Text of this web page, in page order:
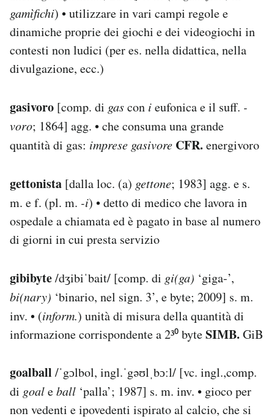
gamìfichi) • utilizzare in vari campi regole e
dinamiche proprie dei giochi e dei videogiochi in
contesti non ludici (per es. nella didattica, nella
divulgazione, ecc.)
gasivoro [comp. di gascon ieufonica e il suff. -
voro; 1864] agg. • che consuma una grande
quantità di gas: imprese gasivore CFR. energivoro
gettonista [dalla loc. (a) gettone; 1983] agg. e s.
m. e f. (pl. m. -i) • detto di medico che lavora in
ospedale a chiamata ed è pagato in base al numero
di giorni in cui presta servizio
gibibyte/dʒibiˈbait/ [comp. di gi(ga) ‘giga-’,
bi(nary) ‘binario, nel sign. 3’, e byte; 2009] s. m.
inv. • (inform.) unità di misura della quantità di
informazione corrispondente a 2³⁰ byteSIMB. GiB
goalball /ˈgɔlbol, ingl.ˈgəʊlˌbɔːl/ [vc. ingl.,comp.
di goaleball ‘palla’; 1987] s. m. inv. • gioco per
non vedenti e ipovedenti ispirato al calcio, che si